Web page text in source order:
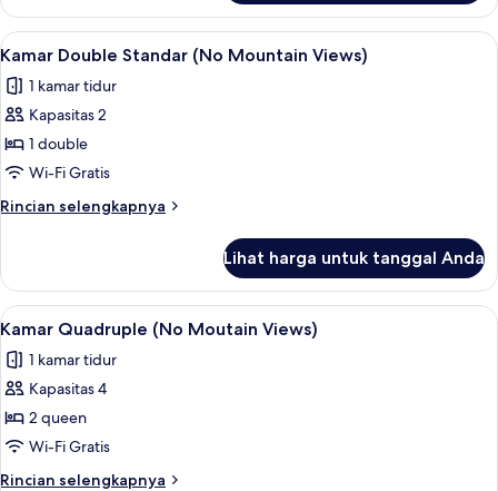
Kamar
Quadruple,
pemandangan
Lihat
semua
foto
untuk
Kamar
Double
Standar
(No
Views)
Kamar Double Standar (No
14
Kamar Double Standar (No Mountain Views)
1 kamar tidur
Kapasitas 2
1 double
Wi-Fi Gratis
Rincian selengkapnya
Rincian
Kamar
Double
Standar
Mountain
Views)
Lihat harga untuk tanggal Anda
Lihat
semua
foto
untuk
Kamar
Quadruple
(No
Kamar Quadruple (No Moutain
10
Kamar Quadruple (No Moutain Views)
1 kamar tidur
Kapasitas 4
2 queen
Wi-Fi Gratis
Rincian selengkapnya
Rincian